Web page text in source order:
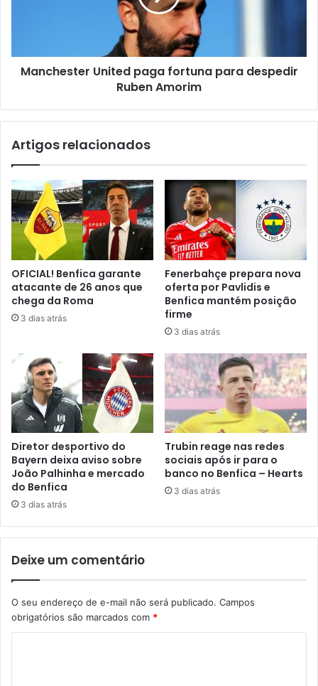
Manchester United paga fortuna para despedir
Ruben Amorim
Artigos relacionados
OFICIAL! Benfica garante
atacante de 26 anos que
chega da Roma
3 dias atrás
Fenerbahçe prepara nova
oferta por Pavlidis e
Benfica mantém posição
firme
3 dias atrás
Diretor desportivo do
Bayern deixa aviso sobre
João Palhinha e mercado
do Benfica
3 dias atrás
Trubin reage nas redes
sociais após ir para o
banco no Benfica – Hearts
3 dias atrás
Deixe um comentário
O seu endereço de e-mail não será publicado. Campos
obrigatórios são marcados com *